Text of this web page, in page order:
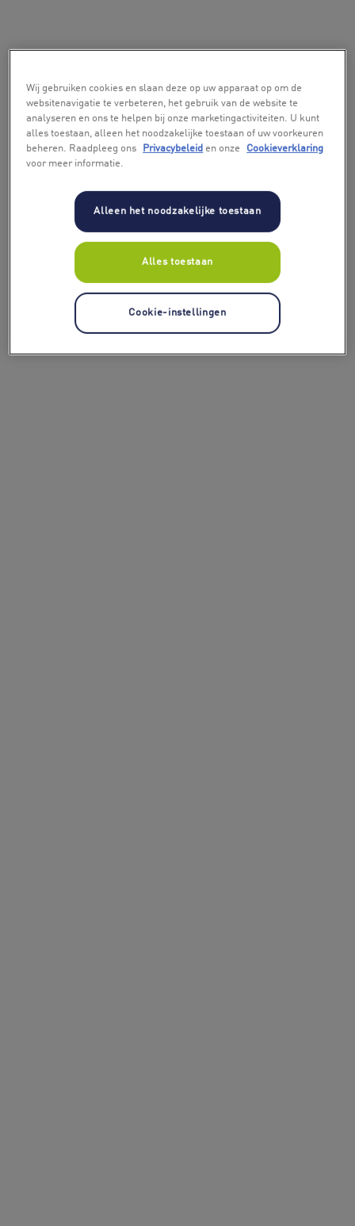
Wij gebruiken cookies en slaan deze op uw apparaat op om de
websitenavigatie te verbeteren, het gebruik van de website te
analyseren en ons te helpen bij onze marketingactiviteiten. U kunt
alles toestaan, alleen het noodzakelijke toestaan of uw voorkeuren
beheren. Raadpleeg ons
Privacybeleid en onze
Cookieverklaring
voor meer informatie.
Alleen het noodzakelijke toestaan
Alles toestaan
Cookie-instellingen